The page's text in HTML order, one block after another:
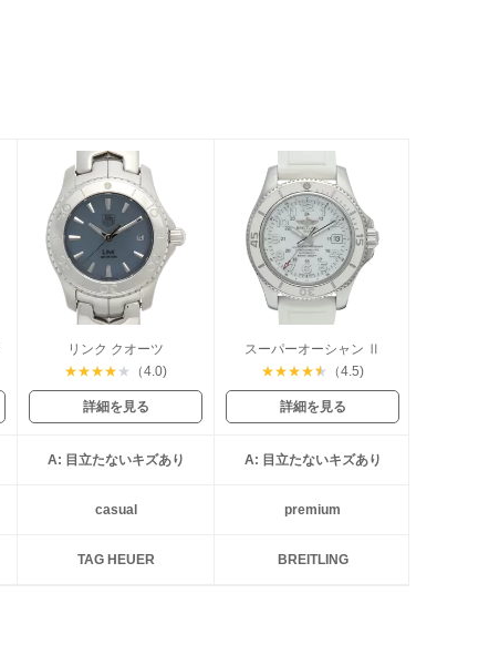
リンク クオーツ
★★★★ ★ （4.0)
詳細を見る
スーパーオーシャン Ⅱ
★★★★★ （4.5)
詳細を見る
A: 目立たないキズあり A: 目立たないキズあり
casual premium
TAG HEUER BREITLING